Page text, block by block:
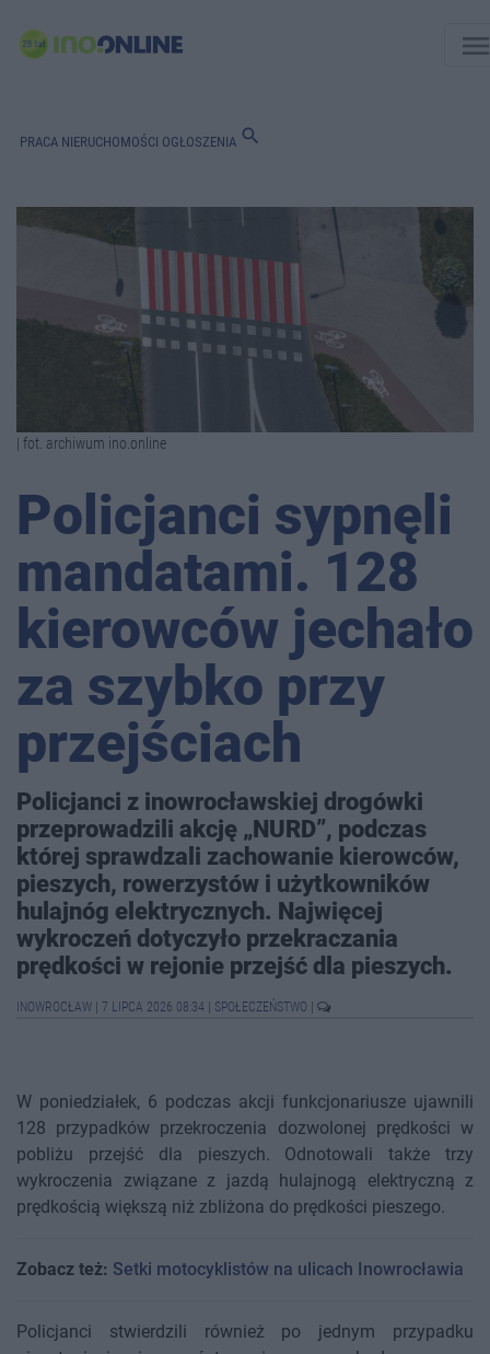
PRACA NIERUCHOMOŚCI OGŁOSZENIA search
| fot. archiwum ino.online
Policjanci sypnęli
mandatami. 128
kierowców jechało
za szybko przy
przejściach
Policjanci z inowrocławskiej drogówki
przeprowadzili akcję „NURD”, podczas
której sprawdzali zachowanie kierowców,
pieszych, rowerzystów i użytkowników
hulajnóg elektrycznych. Najwięcej
wykroczeń dotyczyło przekraczania
prędkości w rejonie przejść dla pieszych.
INOWROCŁAW 7 LIPCA 2026 08:34 SPOŁECZEŃSTWO
W poniedziałek, 6 podczas akcji funkcjonariusze ujawnili
128 przypadków przekroczenia dozwolonej prędkości w
pobliżu przejść dla pieszych. Odnotowali także trzy
wykroczenia związane z jazdą hulajnogą elektryczną z
prędkością większą niż zbliżona do prędkości pieszego.
Zobacz też: Setki motocyklistów na ulicach Inowrocławia
Policjanci stwierdzili również po jednym przypadku